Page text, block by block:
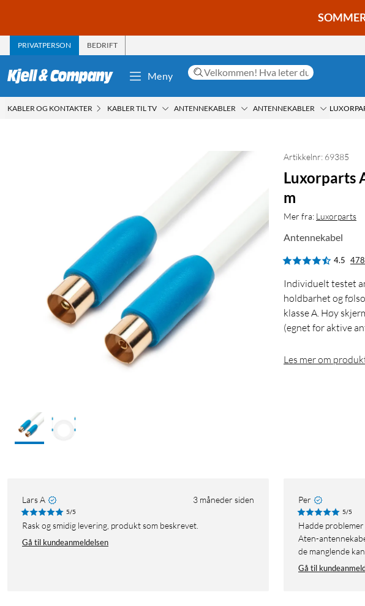
PRIVATPERSON BEDRIFT
Meny
KABLER OG KONTAKTER KABLER TIL TV ANTENNEKABLER ANTENNEKABLER
Artikkelnr: 69385
Luxorparts
m
Mer fra: Luxorparts
Antennekabel
4.5
Individuelt testet
holdbarhet og
klasse A. Høy
(egnet for aktive
Les mer om
Lars A 3 måneder siden
5/5
Rask og smidig levering, produkt som beskrevet.
Gå til kundeanmeldelsen
Per
5/5
Hadde problemer med å få tak i kanalene mine med den gamle
Aten-
de manglende
Gå til